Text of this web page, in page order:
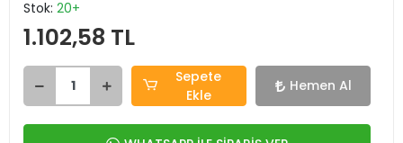
Stok: 20+
1.102,58 TL
Sepete
Ekle
Hemen Al